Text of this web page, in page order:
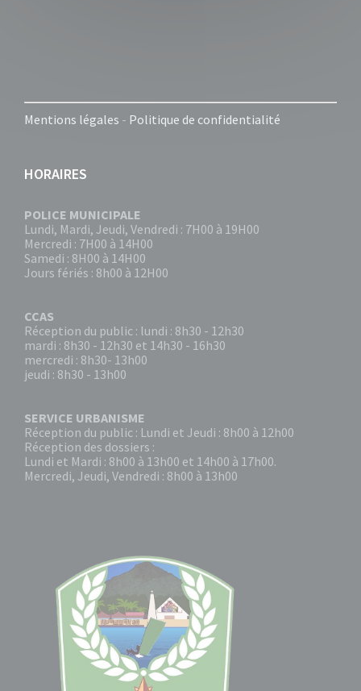
Mentions légales - Politique de confidentialité
HORAIRES
POLICE MUNICIPALE
Lundi, Mardi, Jeudi, Vendredi : 7H00 à 19H00
Mercredi : 7H00 à 14H00
Samedi : 8H00 à 14H00
Jours fériés : 8h00 à 12H00
CCAS
Réception du public : lundi : 8h30 - 12h30
mardi : 8h30 - 12h30 et 14h30 - 16h30
mercredi : 8h30- 13h00
jeudi : 8h30 - 13h00
SERVICE URBANISME
Réception du public : Lundi et Jeudi : 8h00 à 12h00
Réception des dossiers :
Lundi et Mardi : 8h00 à 13h00 et 14h00 à 17h00.
Mercredi, Jeudi, Vendredi : 8h00 à 13h00